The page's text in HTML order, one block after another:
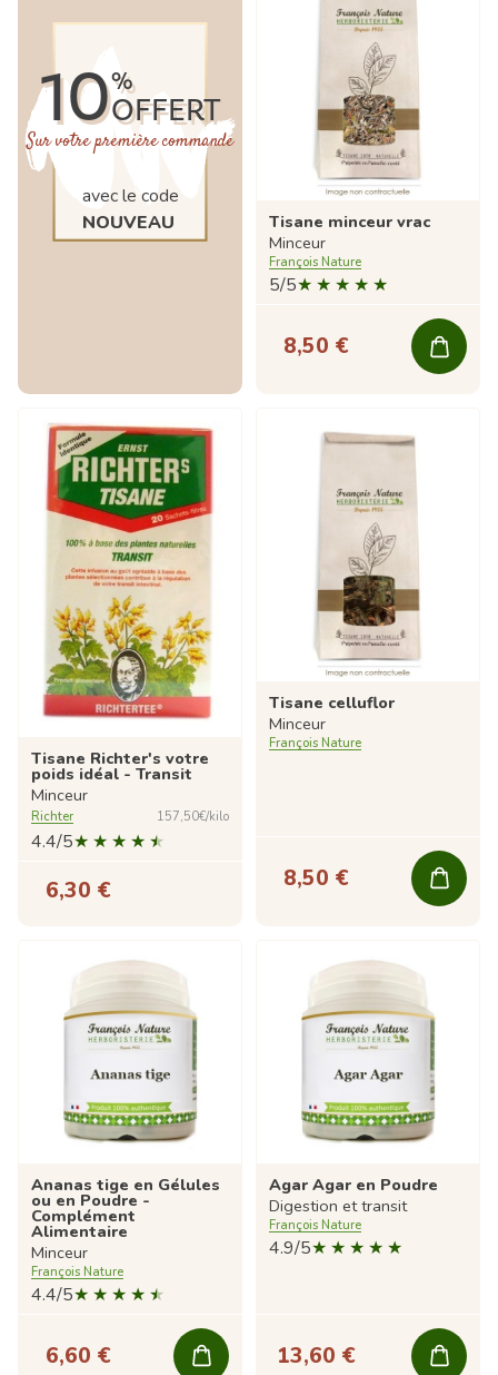
10%
OFFERT
Sur votre première commande
avec le code
NOUVEAU
Tisane minceur vrac
Minceur
François Nature
5/5
8,50 €
Tisane Richter's votre
poids idéal - Transit
Minceur
Richter 157,50€/kilo
4.4/5
6,30 €
Tisane celluflor
Minceur
François Nature
8,50 €
Ananas tige en Gélules
ou en Poudre -
Complément
Alimentaire
Minceur
François Nature
4.4/5
6,60 €
Agar Agar en Poudre
Digestion et transit
François Nature
4.9/5
13,60 €